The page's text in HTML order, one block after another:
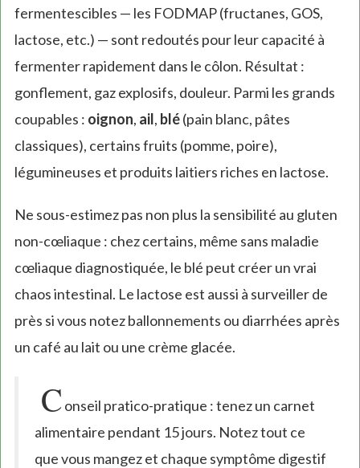
fermentescibles — les FODMAP (fructanes, GOS,
lactose, etc.) — sont redoutés pour leur capacité à
fermenter rapidement dans le côlon. Résultat :
gonflement, gaz explosifs, douleur. Parmi les grands
coupables : oignon, ail, blé(pain blanc, pâtes
classiques), certains fruits (pomme, poire),
légumineuses et produits laitiers riches en lactose.
Ne sous-estimez pas non plus la sensibilité au gluten
non-cœliaque : chez certains, même sans maladie
cœliaque diagnostiquée, le blé peut créer un vrai
chaos intestinal. Le lactose est aussi à surveiller de
près si vous notez ballonnements ou diarrhées après
un café au lait ou une crème glacée.
C onseil pratico-pratique : tenez un carnet
alimentaire pendant 15 jours. Notez tout ce
que vous mangez et chaque symptôme digestif